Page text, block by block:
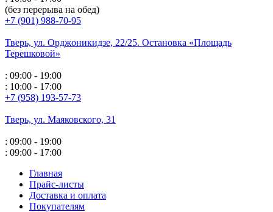
(без перерыва на обед)
+7 (901) 988-70-95
Тверь, ул. Орджоникидзе, 22/25. Остановка «Площадь
Терешковой»
: 09:00 - 19:00
: 10:00 - 17:00
+7 (958) 193-57-73
Тверь, ул. Маяковского, 31
: 09:00 - 19:00
: 09:00 - 17:00
Главная
Прайс-листы
Доставка и оплата
Покупателям